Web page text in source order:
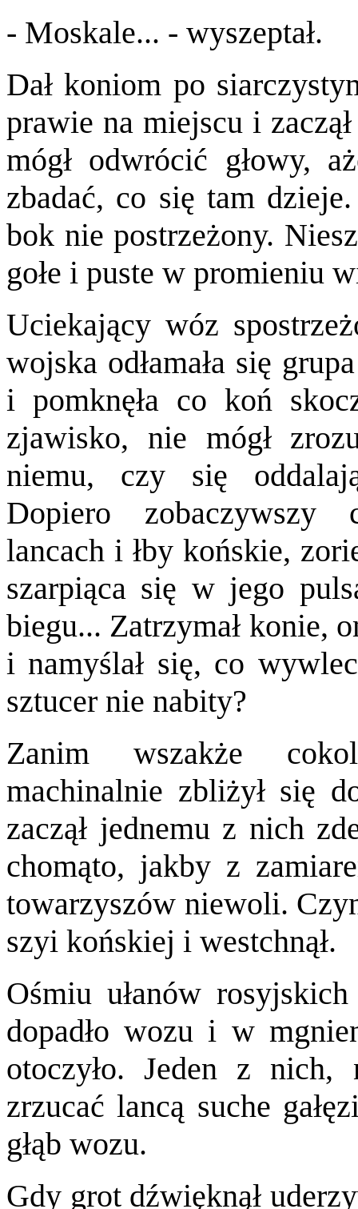
- Moskale... - wyszeptał.
Dał koniom po
prawie na miejscu i
mógł odwrócić głowy,
zbadać, co się tam
bok nie postrzeżony.
gołe i puste w promieniu
Uciekający wóz
wojska odłamała się
i pomknęła co koń
zjawisko, nie mógł
niemu, czy się
Dopiero zobaczywszy
lancach i łby końskie,
szarpiąca się w jego
biegu... Zatrzymał konie,
i namyślał się, co
sztucer nie nabity?
Zanim wszakże
machinalnie zbliżył się
zaczął jednemu z nich
chomąto, jakby z
towarzyszów niewoli.
szyi końskiej i westchnął.
Ośmiu ułanów
dopadło wozu i w
otoczyło. Jeden z nich,
zrzucać lancą suche
głąb wozu.
Gdy grot dźwięknął